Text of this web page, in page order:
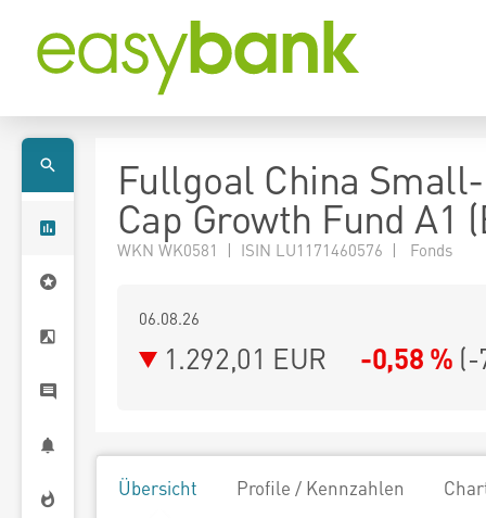
Fullgoal China
Cap Growth Fund A1
WKN WK0581 | ISIN LU1171460576 | Fonds
06.08.26
1.292,01 EUR -0,58 % (-
Übersicht Profile / Kennzahlen